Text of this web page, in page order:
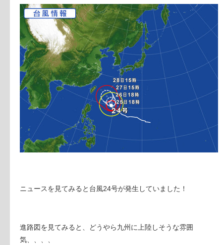
ニュースを見てみると台風24号が発生していました！
進路図を見てみると、どうやら九州に上陸しそうな雰囲
気、、、、